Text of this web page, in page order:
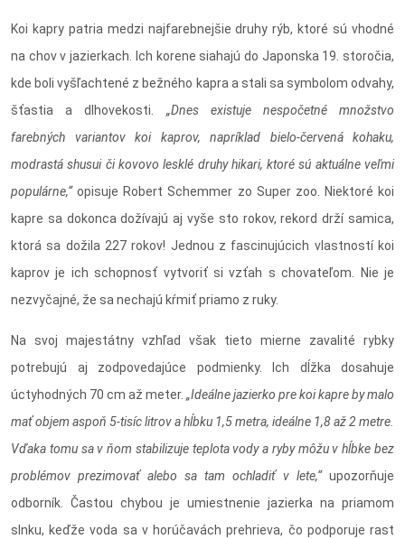
Koi kapry patria medzi najfarebnejšie druhy rýb, ktoré sú vhodné
na chov v jazierkach. Ich korene siahajú do Japonska 19. storočia,
kde boli vyšľachtené z bežného kapra a stali sa symbolom odvahy,
šťastia a dlhovekosti. „Dnes existuje nespočetné množstvo
farebných variantov koi kaprov, napríklad bielo-červená kohaku,
modrastá shusui či kovovo lesklé druhy hikari, ktoré sú aktuálne veľmi
populárne,“opisuje Robert Schemmer zo Super zoo. Niektoré koi
kapre sa dokonca dožívajú aj vyše sto rokov, rekord drží samica,
ktorá sa dožila 227 rokov! Jednou z fascinujúcich vlastností koi
kaprov je ich schopnosť vytvoriť si vzťah s chovateľom. Nie je
nezvyčajné, že sa nechajú kŕmiť priamo z ruky.
Na svoj majestátny vzhľad však tieto mierne zavalité rybky
potrebujú aj zodpovedajúce podmienky. Ich dĺžka dosahuje
úctyhodných 70 cm až meter. „Ideálne jazierko pre koi kapre by malo
mať objem aspoň 5-tisíc litrov a hĺbku 1,5 metra, ideálne 1,8 až 2 metre.
Vďaka tomu sa v ňom stabilizuje teplota vody a ryby môžu v hĺbke bez
problémov prezimovať alebo sa tam ochladiť v lete,“upozorňuje
odborník. Častou chybou je umiestnenie jazierka na priamom
slnku, keďže voda sa v horúčavách prehrieva, čo podporuje rast